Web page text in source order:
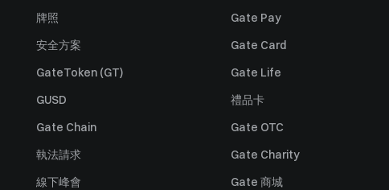
牌照
安全方案
GateToken (GT)
GUSD
Gate Chain
執法請求
線下峰會
Gate Pay
Gate Card
Gate Life
禮品卡
Gate OTC
Gate Charity
Gate 商城